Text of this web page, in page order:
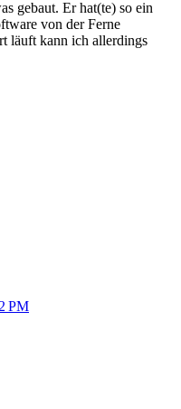
gebaut. Er hat(te) so ein
von der Ferne
läuft kann ich allerdings
PM